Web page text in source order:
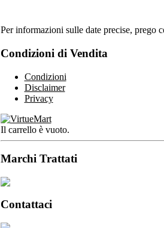
Per informazioni sulle date precise, prego
Condizioni di Vendita
Condizioni
Disclaimer
Privacy
Il carrello è vuoto.
Marchi Trattati
Contattaci